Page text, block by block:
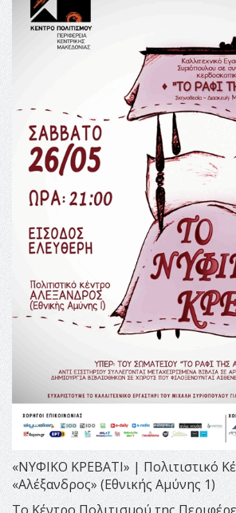
«ΝΥΦΙΚΟ ΚΡΕΒΑΤΙ» | Πολιτιστικό
«Αλέξανδρος» (Εθνικής Αμύνης 1)